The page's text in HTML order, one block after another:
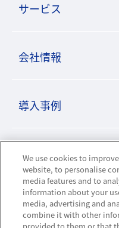
サービス
会社情報
導入事例
ビジネスパートナ
ニュースリリース
We use cookies to
website, to personalise
media features and to
information about your
media, advertising and
combine it with other